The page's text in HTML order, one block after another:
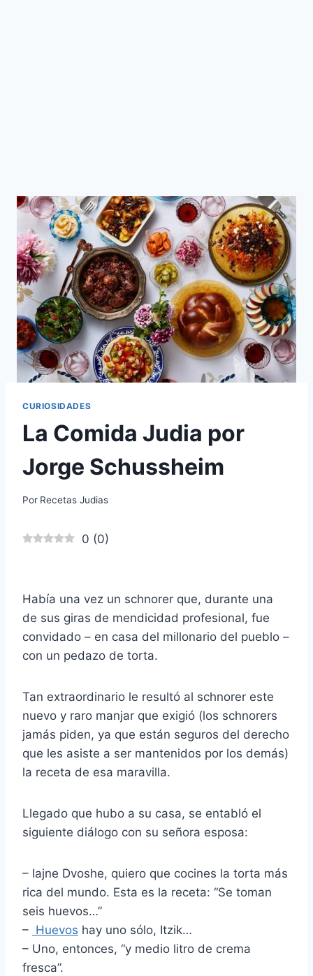
CURIOSIDADES
La Comida Judia por
Jorge Schussheim
Por Recetas Judias
0 (0)
Había una vez un schnorer que, durante una
de sus giras de mendicidad profesional, fue
convidado – en casa del millonario del pueblo –
con un pedazo de torta.
Tan extraordinario le resultó al schnorer este
nuevo y raro manjar que exigió (los schnorers
jamás piden, ya que están seguros del derecho
que les asiste a ser mantenidos por los demás)
la receta de esa maravilla.
Llegado que hubo a su casa, se entabló el
siguiente diálogo con su señora esposa:
– Iajne Dvoshe, quiero que cocines la torta más
rica del mundo. Esta es la receta: “Se toman
seis huevos…”
– Huevos hay uno sólo, Itzik…
– Uno, entonces, “y medio litro de crema
fresca”.